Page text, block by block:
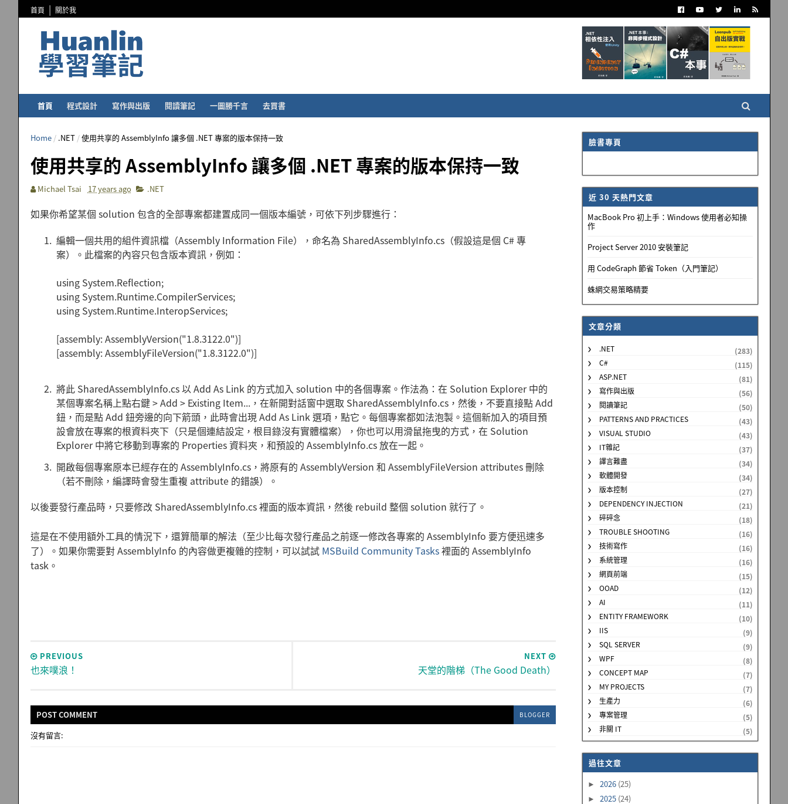
首頁 關於我
首頁 程式設計 寫作與出版 閱讀筆記 一圖勝千言 去買書
Home / .NET /使用共享的 AssemblyInfo 讓多個 .NET 專案的版本保持一致
使用共享的 AssemblyInfo 讓多個 .NET 專案的版本保持一致
Michael Tsai 17 years ago .NET
如果你希望某個 solution 包含的全部專案都建置成同一個版本編號，可依下列步驟進行：
編輯一個共用的組件資訊檔（Assembly Information File），命名為 SharedAssemblyInfo.cs（假設這是個 C# 專
案）。此檔案的內容只包含版本資訊，例如：
using System.Reflection;
using System.Runtime.CompilerServices;
using System.Runtime.InteropServices;
[assembly: AssemblyVersion("1.8.3122.0")]
[assembly: AssemblyFileVersion("1.8.3122.0")]
將此 SharedAssemblyInfo.cs 以 Add As Link 的方式加入 solution 中的各個專案。作法為：在 Solution Explorer 中的
某個專案名稱上點右鍵 > Add > Existing Item...，在新開對話窗中選取 SharedAssemblyInfo.cs，然後，不要直接點 Add
鈕，而是點 Add 鈕旁邊的向下箭頭，此時會出現 Add As Link 選項，點它。每個專案都如法泡製。這個新加入的項目預
設會放在專案的根資料夾下（只是個連結設定，根目錄沒有實體檔案），你也可以用滑鼠拖曳的方式，在 Solution
Explorer 中將它移動到專案的 Properties 資料夾，和預設的 AssemblyInfo.cs 放在一起。
開啟每個專案原本已經存在的 AssemblyInfo.cs，將原有的 AssemblyVersion 和 AssemblyFileVersion attributes 刪除
（若不刪除，編譯時會發生重複 attribute 的錯誤）。
以後要發行產品時，只要修改 SharedAssemblyInfo.cs 裡面的版本資訊，然後 rebuild 整個 solution 就行了。
這是在不使用額外工具的情況下，還算簡單的解法（至少比每次發行產品之前逐一修改各專案的 AssemblyInfo 要方便迅速多
了）。如果你需要對 AssemblyInfo 的內容做更複雜的控制，可以試試 MSBuild Community Tasks裡面的 AssemblyInfo
task。
NEXT
天堂的階梯（The Good Death）
PREVIOUS
也來噗浪！
POSTCOMMENT BLOGGER
沒有留言:
臉書專頁
近 30 天熱門文章
MacBook Pro 初上手：Windows 使用者必知操
作
Project Server 2010 安裝筆記
用 CodeGraph 節省 Token（入門筆記）
蛛網交易策略精要
文章分類
.NET
(283)
C#
(115)
ASP.NET
(81)
寫作與出版
(56)
閱讀筆記
(50)
PATTERNS AND PRACTICES
(43)
VISUAL STUDIO
(43)
IT雜記
(37)
譯言難盡
(34)
軟體開發
(34)
版本控制
(27)
DEPENDENCY INJECTION
(21)
碎碎念
(18)
TROUBLE SHOOTING
(16)
技術寫作
(16)
系統管理
(16)
網頁前端
(15)
OOAD
(12)
AI
(11)
ENTITY FRAMEWORK
(10)
IIS
(9)
SQL SERVER
(9)
WPF
(8)
CONCEPT MAP
(7)
MY PROJECTS
(7)
生產力
(6)
專案管理
(5)
非關 IT
(5)
過往文章
► 2026 (25)
► 2025 (24)